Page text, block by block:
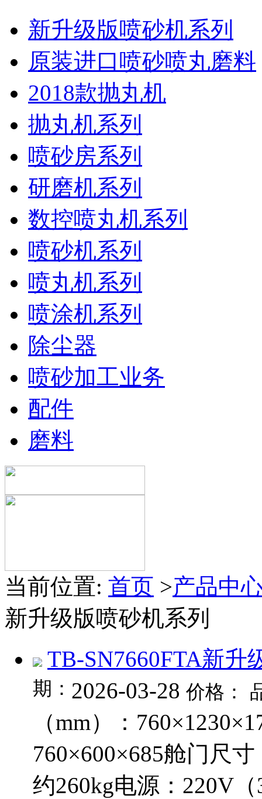
新升级版喷砂机系列
原装进口喷砂喷丸磨料
2018款抛丸机
抛丸机系列
喷砂房系列
研磨机系列
数控喷丸机系列
喷砂机系列
喷丸机系列
喷涂机系列
除尘器
喷砂加工业务
配件
磨料
当前位置: 首页 >产品中
新升级版喷砂机系列
TB-SN7660FTA新升
期： 2026-03-28 价格：
（mm）：
760×600×685舱门尺
约260kg电源：220V